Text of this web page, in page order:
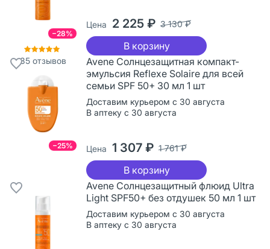
−28%
35отзывов
Цена 2 225 ₽ 3 130 ₽
В корзину
−25%
Avene Солнцезащитная компакт-
эмульсия Reflexe Solaire для всей
семьи SPF 50+ 30 мл 1 шт
Доставим курьером с 30 августа
В аптеку с 30 августа
Цена 1 307 ₽ 1 761 ₽
В корзину
Avene Cолнцезащитный флюид Ultra
Light SPF50+ без отдушек 50 мл 1 шт
Доставим курьером с 30 августа
В аптеку с 30 августа